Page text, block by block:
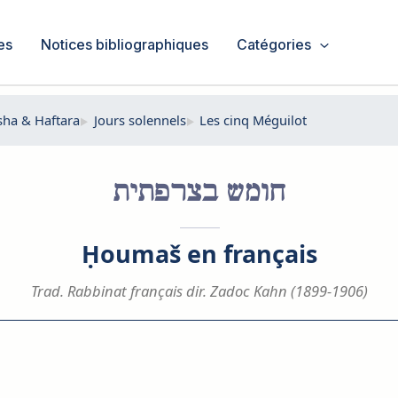
Notices bibliographiques Catégories
& Haftara Jours solennels Les cinq Méguilot
חומש בצרפתית
Ḥoumaš en français
Trad. Rabbinat français dir. Zadoc Kahn (1899-1906)